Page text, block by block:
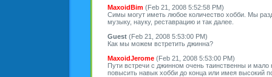
MaxoidBim (Feb 21, 2008 5:52:58 PM)
Симы могут иметь любое количество хобби. Мы
музыку, науку, реставрацию и так далее.
Guest (Feb 21, 2008 5:53:00 PM)
Как мы можем встретить джинна?
MaxoidJerome (Feb 21, 2008 5:53:00 PM)
Пути встречи с джинном очень таинственны и мало
повысить навык хобби до конца или имея высокий